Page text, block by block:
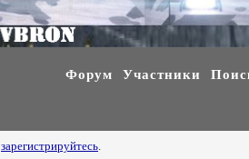
Форум Участники
зарегистрируйтесь.